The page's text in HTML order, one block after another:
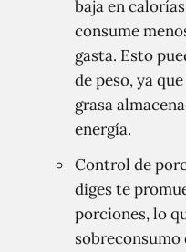
baja en
consume
gasta. Esto
de peso, ya
grasa
energía.
Control de
diges te
porciones, lo